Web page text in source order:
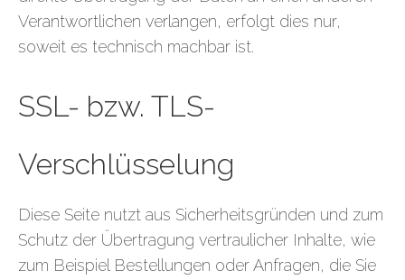
Verantwortlichen verlangen, erfolgt dies nur,
soweit es technisch machbar ist.
SSL- bzw. TLS-
Verschlüsselung
Diese Seite nutzt aus Sicherheitsgründen und zum
Schutz der Übertragung vertraulicher Inhalte, wie
zum Beispiel Bestellungen oder Anfragen, die Sie